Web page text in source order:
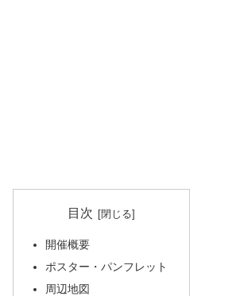
目次
開催概要
ポスター・パンフレット
周辺地図